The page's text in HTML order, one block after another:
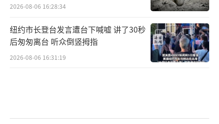
2026-08-06 16:28:34
纽约市长登台发言遭台下喊嘘 讲了30秒
后匆匆离台 听众倒竖拇指
2026-08-06 16:31:19